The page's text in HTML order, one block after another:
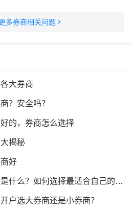
多券商相关问题
大券商
？安全吗？
的，券商怎么选择
揭秘
好
小券商和大券商的优缺点是什么？如何选择最适合自己的券商？
户选大券商还是小券商？